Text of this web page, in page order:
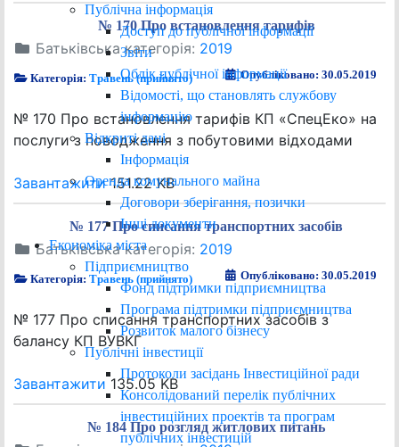
Публічна інформація
Доступ до публічної інформації
Звіти
Облік публічної інформації
Відомості, що становлять службову
інформацію
Відкриті дані
Інформація
Оренда комунального майна
Договори зберігання, позички
Інші документи
Економіка міста
Підприємництво
Фонд підтримки підприємництва
Програма підтримки підприємництва
Розвиток малого бізнесу
Публічні інвестиції
Протоколи засідань Інвестиційної ради
Консолідований перелік публічних
інвестиційних проектів та програм
публічних інвестицій
№ 170 Про встановлення тарифів
Батьківська категорія: 2019
Категорія:Травень (прийнято) Опубліковано: 30.05.2019
№ 170 Про встановлення тарифів КП «СпецЕко» на
послуги з поводження з побутовими відходами
Завантажити151.22 KB
№ 177 Про списання транспортних засобів
Батьківська категорія: 2019
Категорія:Травень (прийнято) Опубліковано: 30.05.2019
№ 177 Про списання транспортних засобів з
балансу КП ВУВКГ
Завантажити 135.05 KB
№ 184 Про розгляд житлових питань